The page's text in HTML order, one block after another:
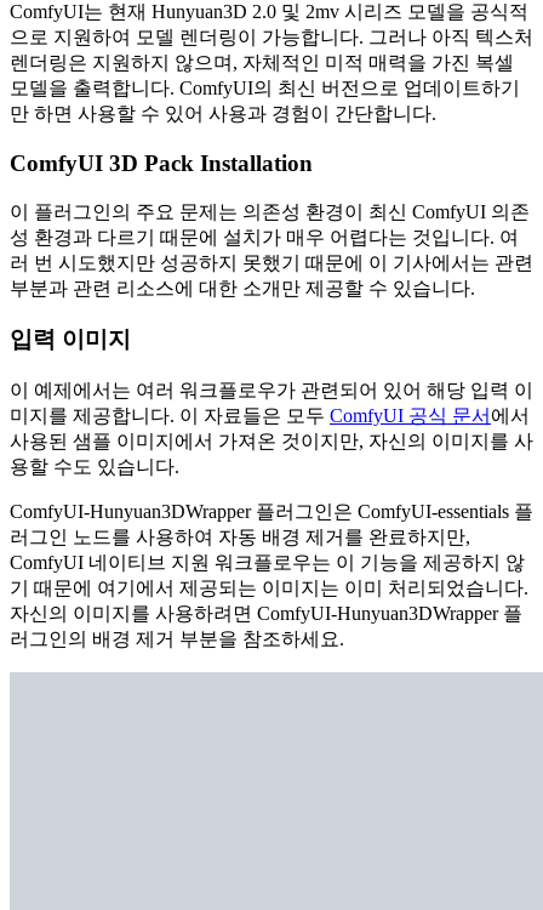
ComfyUI는 현재 Hunyuan3D 2.0 및 2mv 시리즈 모델을 공식적
으로 지원하여 모델 렌더링이 가능합니다. 그러나 아직 텍스처
렌더링은 지원하지 않으며, 자체적인 미적 매력을 가진 복셀
모델을 출력합니다. ComfyUI의 최신 버전으로 업데이트하기
만 하면 사용할 수 있어 사용과 경험이 간단합니다.
ComfyUI 3D Pack Installation
이 플러그인의 주요 문제는 의존성 환경이 최신 ComfyUI 의존
성 환경과 다르기 때문에 설치가 매우 어렵다는 것입니다. 여
러 번 시도했지만 성공하지 못했기 때문에 이 기사에서는 관련
부분과 관련 리소스에 대한 소개만 제공할 수 있습니다.
입력 이미지
이 예제에서는 여러 워크플로우가 관련되어 있어 해당 입력 이
미지를 제공합니다. 이 자료들은 모두 ComfyUI 공식 문서 에서
사용된 샘플 이미지에서 가져온 것이지만, 자신의 이미지를 사
용할 수도 있습니다.
ComfyUI-Hunyuan3DWrapper 플러그인은 ComfyUI-essentials 플
러그인 노드를 사용하여 자동 배경 제거를 완료하지만,
ComfyUI 네이티브 지원 워크플로우는 이 기능을 제공하지 않
기 때문에 여기에서 제공되는 이미지는 이미 처리되었습니다.
자신의 이미지를 사용하려면 ComfyUI-Hunyuan3DWrapper 플
러그인의 배경 제거 부분을 참조하세요.